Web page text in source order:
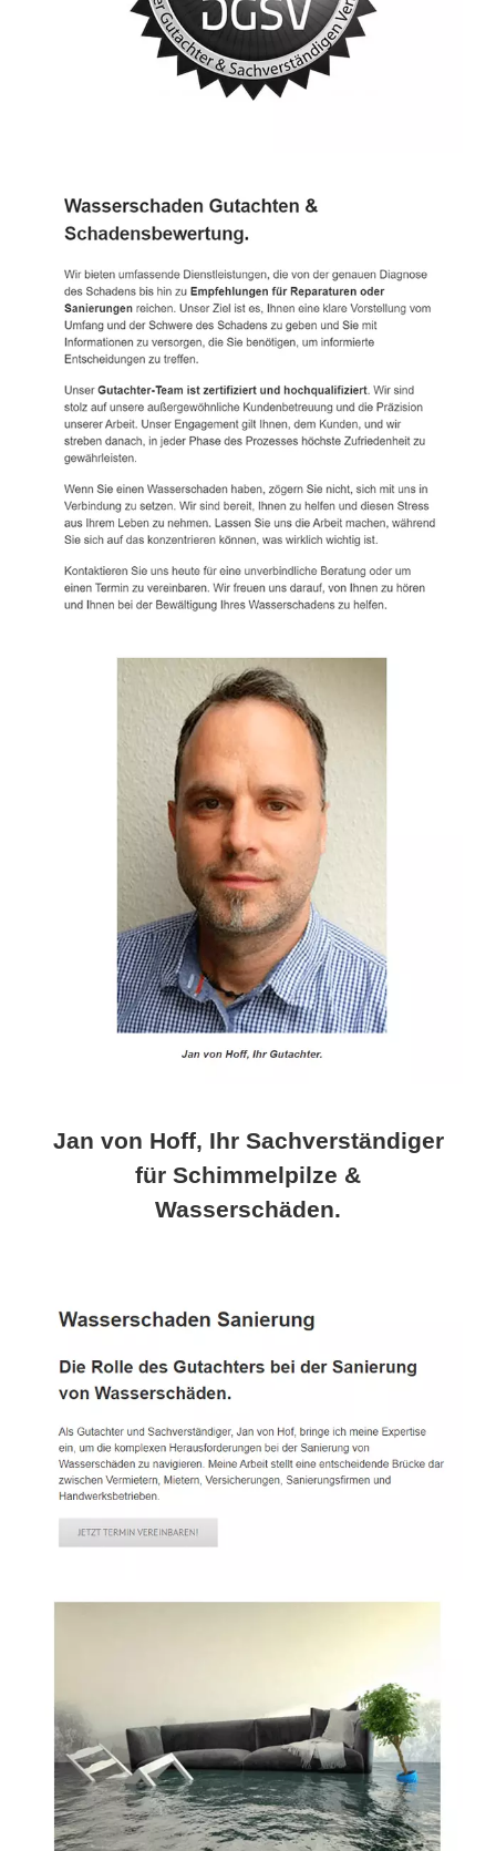
Jan von Hoff, Ihr Sachverständiger
für Schimmelpilze &
Wasserschäden.